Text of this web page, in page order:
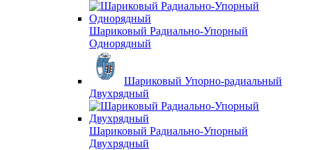
Шариковый Радиально-Упорный
Однорядный
Шариковый Упорно-радиальный
Двухрядный
Шариковый Радиально-Упорный
Двухрядный